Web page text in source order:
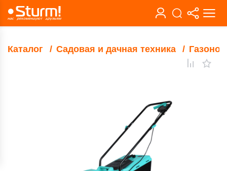
Каталог Садовая и дачная техника